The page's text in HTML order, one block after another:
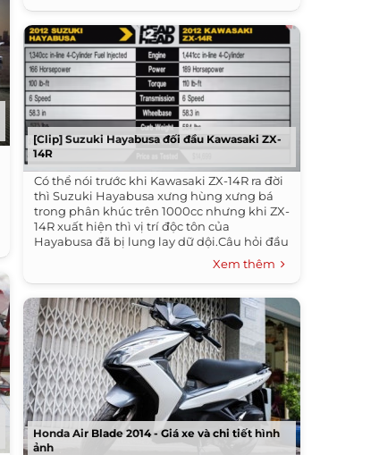
[Clip] Suzuki Hayabusa đối đầu Kawasaki ZX-
14R
Có thể nói trước khi Kawasaki ZX-14R ra đời
thì Suzuki Hayabusa xưng hùng xưng bá
trong phân khúc trên 1000cc nhưng khi ZX-
14R xuất hiện thì vị trí độc tôn của
Hayabusa đã bị lung lay dữ dội.Câu hỏi đầu
Xem thêm
Honda Air Blade 2014 - Giá xe và chi tiết hình
ảnh